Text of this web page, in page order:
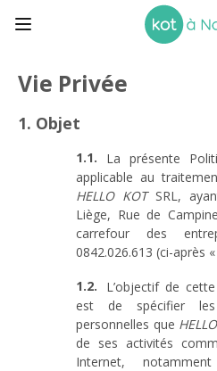
Vie Privée
1. Objet
La présente
applicable au
HELLO KOTSRL,
Liège, Rue de
carrefour des
0842.026.613 (ci-après «
L’objectif de
est de spécifier
personnelles que
de ses activités
Internet,